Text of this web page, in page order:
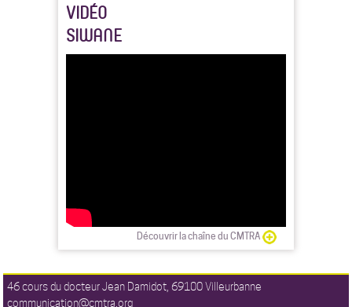
VIDÉO
SIWANE
Découvrir la chaîne du CMTRA
46 cours du docteur Jean Damidot, 69100 Villeurbanne
communication@cmtra.org